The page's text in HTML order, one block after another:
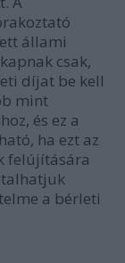
állami
csak,
díjat be kell
mint
és ez a
ha ezt az
felújítására
a bérleti